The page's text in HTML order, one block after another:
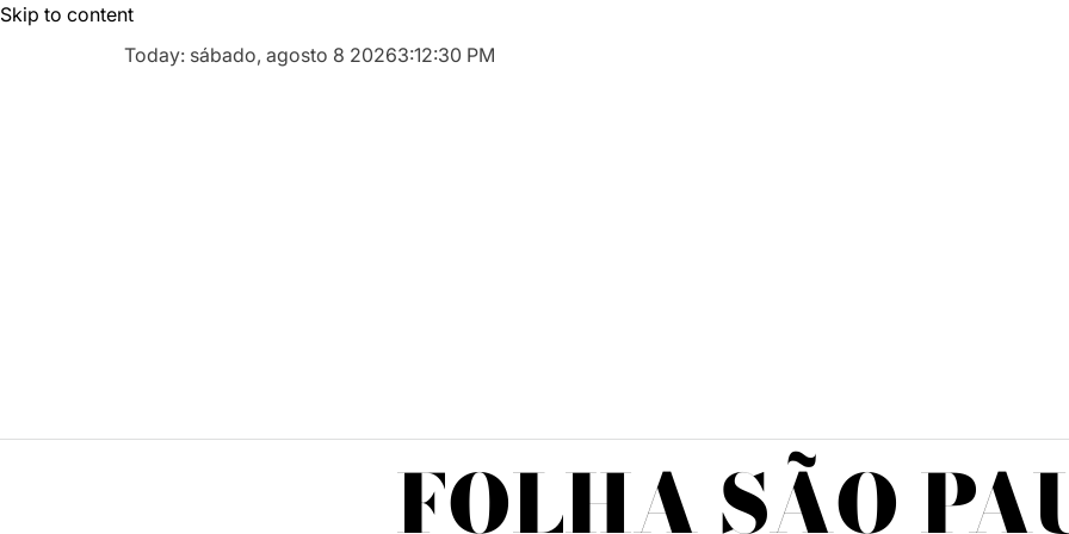
Skip to content
Today: sábado, agosto 8 20263:12:31 PM
FOLHA SÃO